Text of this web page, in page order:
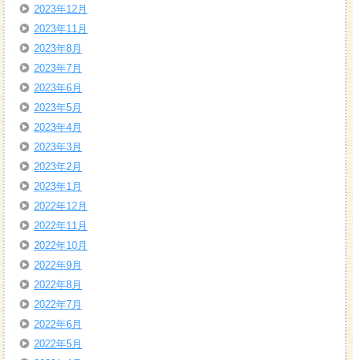
2023年12月
2023年11月
2023年8月
2023年7月
2023年6月
2023年5月
2023年4月
2023年3月
2023年2月
2023年1月
2022年12月
2022年11月
2022年10月
2022年9月
2022年8月
2022年7月
2022年6月
2022年5月